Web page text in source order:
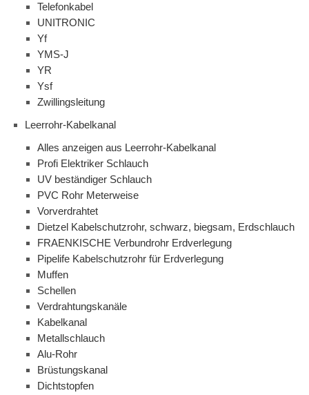
Telefonkabel
UNITRONIC
Yf
YMS-J
YR
Ysf
Zwillingsleitung
Leerrohr-Kabelkanal
Alles anzeigen aus Leerrohr-Kabelkanal
Profi Elektriker Schlauch
UV beständiger Schlauch
PVC Rohr Meterweise
Vorverdrahtet
Dietzel Kabelschutzrohr, schwarz, biegsam, Erdschlauch
FRAENKISCHE Verbundrohr Erdverlegung
Pipelife Kabelschutzrohr für Erdverlegung
Muffen
Schellen
Verdrahtungskanäle
Kabelkanal
Metallschlauch
Alu-Rohr
Brüstungskanal
Dichtstopfen